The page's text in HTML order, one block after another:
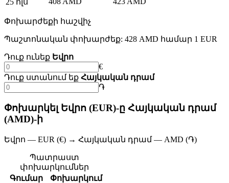
25 հլս
Փոխարժեքի հաշվիչ
Պաշտոնական փոխարժեք: 428 AMD համար 1 EUR
Դուք ունեք Եվրո
€
Դուք ստանում եք Հայկական դրամ
֏
Փոխարկել Եվրո (EUR)-ը Հայկական դրամ
(AMD)-ի
Եվրո — EUR (€) → Հայկական դրամ — AMD (֏)
Պատրաստ
փոխարկումներ
Գումար
Փոխարկում